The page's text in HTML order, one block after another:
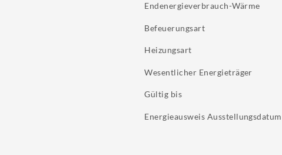
Endenergieverbrauch-Wärme
Befeuerungsart
Heizungsart
Wesentlicher Energieträger
Gültig bis
Energieausweis Ausstellungsdatum